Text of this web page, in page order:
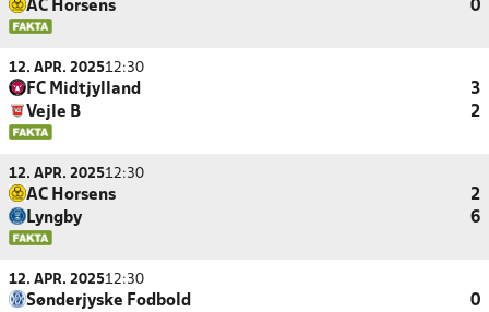
AC Horsens
0
12. APR. 202512:30
FC Midtjylland
3
Vejle B
2
12. APR. 202512:30
AC Horsens
2
Lyngby
6
12. APR. 202512:30
Sønderjyske Fodbold
0